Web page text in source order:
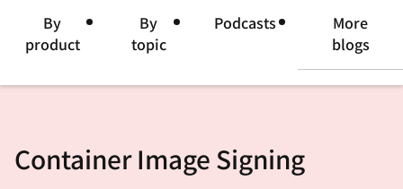
言
By
product
By
topic
Podcasts
More
blogs
Container Image Signing